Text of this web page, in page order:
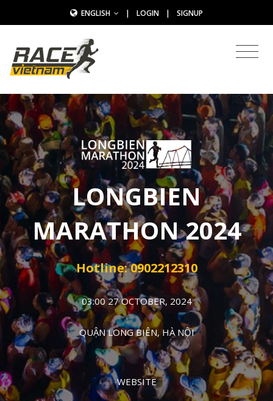
ENGLISH | LOGIN | SIGNUP
LONGBIEN
MARATHON 2024
Hotline: 0902212310
03:00 27 OCTOBER, 2024
QUẬN LONG BIÊN, HÀ NỘI
WEBSITE